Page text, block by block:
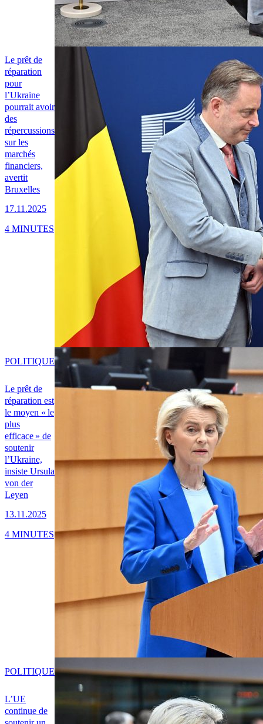
Le prêt de
réparation
pour
l’Ukraine
pourrait avoir
des
répercussions
sur les
marchés
financiers,
avertit
Bruxelles
17.11.2025
4 MINUTES
Le prêt de
réparation est
le moyen « le
plus
efficace » de
soutenir
l’Ukraine,
insiste Ursula
von der
Leyen
13.11.2025
POLITIQUE
4 MINUTES
L’UE
continue de
POLITIQUE